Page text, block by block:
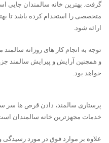
گرفت. بهترین خانه سالمندان جایی
متخصصی را استخدام کرده باشد تا
ارائه شود.
توجه به انجام کار های روزانه
و همچنین آرایش و پیرایش سالمند
خواهد بود.
پرستاری سالمند، دادن قرص ها سر
خدمات مجهزترین خانه سالمندان
علاوه بر موارد فوق در مورد